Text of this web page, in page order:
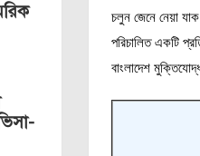
চলুন জেনে নেয়া
পরিচালিত একটি
বাংলাদেশ